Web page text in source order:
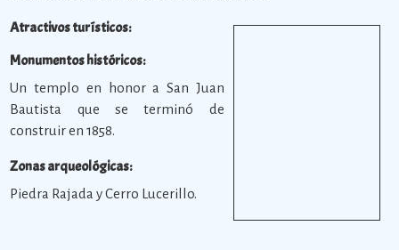
Atractivos turísticos:
Monumentos históricos:
Un templo en honor a San Juan
Bautista que se terminó de
construir en 1858.
Zonas arqueológicas:
Piedra Rajada y Cerro Lucerillo.